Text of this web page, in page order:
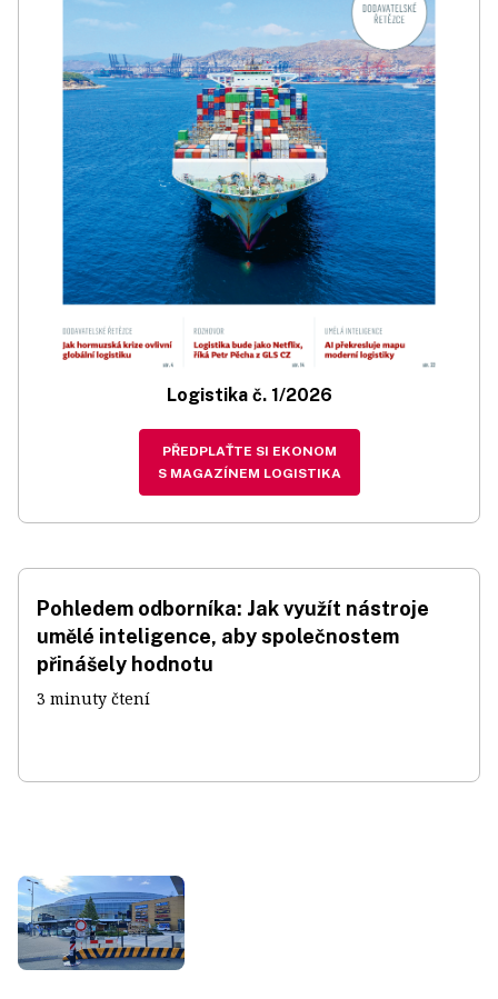
Logistika č. 1/2026
PŘEDPLAŤTE SI EKONOM
S MAGAZÍNEM LOGISTIKA
Pohledem odborníka: Jak využít nástroje
umělé inteligence, aby společnostem
přinášely hodnotu
3 minuty čtení